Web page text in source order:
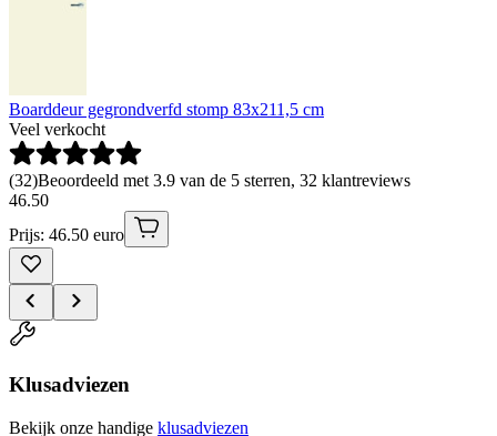
Boarddeur gegrondverfd stomp 83x211,5 cm
Veel verkocht
(32)Beoordeeld met 3.9 van de 5 sterren, 32 klantreviews
46.50
Prijs: 46.50 euro
Klusadviezen
Bekijk onze handige klusadviezen